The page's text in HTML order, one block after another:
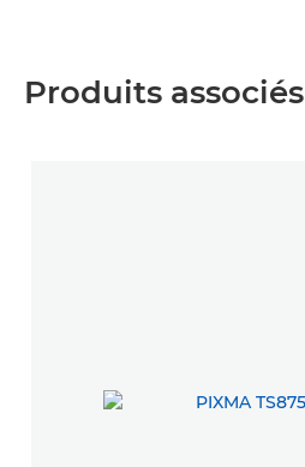
Produits associés